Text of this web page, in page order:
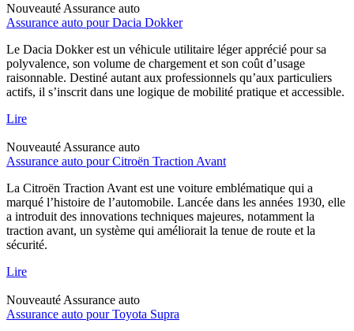
Nouveauté Assurance auto
Assurance auto pour Dacia Dokker
Le Dacia Dokker est un véhicule utilitaire léger apprécié pour sa
polyvalence, son volume de chargement et son coût d’usage
raisonnable. Destiné autant aux professionnels qu’aux particuliers
actifs, il s’inscrit dans une logique de mobilité pratique et accessible.
Lire
Nouveauté Assurance auto
Assurance auto pour Citroën Traction Avant
La Citroën Traction Avant est une voiture emblématique qui a
marqué l’histoire de l’automobile. Lancée dans les années 1930, elle
a introduit des innovations techniques majeures, notamment la
traction avant, un système qui améliorait la tenue de route et la
sécurité.
Lire
Nouveauté Assurance auto
Assurance auto pour Toyota Supra